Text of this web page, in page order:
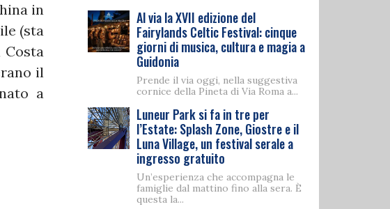
in
(sta
Costa
il
a
Al via la XVII edizione del
Fairylands Celtic Festival: cinque
giorni di musica, cultura e magia a
Guidonia
Prende il via oggi, nella suggestiva
cornice della Pineta di Via Roma a...
Luneur Park si fa in tre per
l’Estate: Splash Zone, Giostre e il
Luna Village, un festival serale a
ingresso gratuito
Un’esperienza che accompagna le
famiglie dal mattino fino alla sera. È
questa la...